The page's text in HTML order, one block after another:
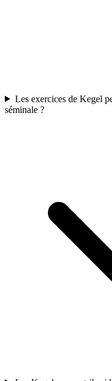
Les exercices de Kegel
séminale ?